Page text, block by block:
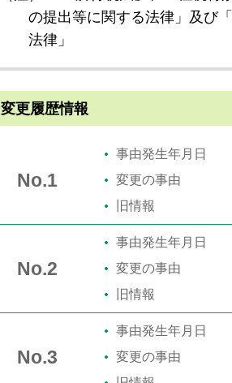
の提出等に関する法律」及び
法律」
変更履歴情報
No.1
事由発生年月日
変更の事由
旧情報
No.2
事由発生年月日
変更の事由
旧情報
No.3
事由発生年月日
変更の事由